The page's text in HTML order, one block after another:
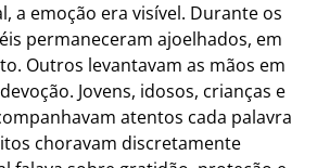
a emoção era visível. Durante os
permaneceram ajoelhados, em
Outros levantavam as mãos em
Jovens, idosos, crianças e
atentos cada palavra
choravam discretamente